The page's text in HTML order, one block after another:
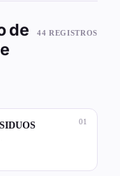
de
44 REGISTROS
01